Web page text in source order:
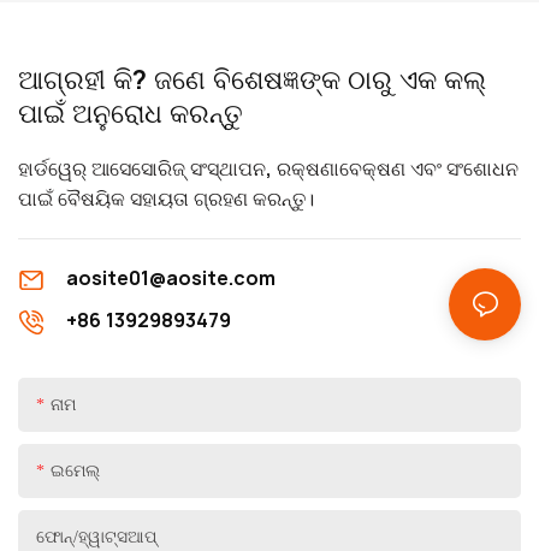
ିବାରେ ସାହାଯ୍ୟ କରିବ |
ଆଗ୍ରହୀ କି? ଜଣେ ବିଶେଷଜ୍ଞଙ୍କ ଠାରୁ ଏକ କଲ୍
ପାଇଁ ଅନୁରୋଧ କରନ୍ତୁ
ହାର୍ଡୱେର୍ ଆସେସୋରିଜ୍ ସଂସ୍ଥାପନ, ​​ରକ୍ଷଣାବେକ୍ଷଣ ଏବଂ ସଂଶୋଧନ
ପାଇଁ ବୈଷୟିକ ସହାୟତା ଗ୍ରହଣ କରନ୍ତୁ।
aosite01@aosite.com
+86 13929893479
ନାମ
ଇମେଲ୍
ଫୋନ୍/ହ୍ୱାଟ୍ସଆପ୍